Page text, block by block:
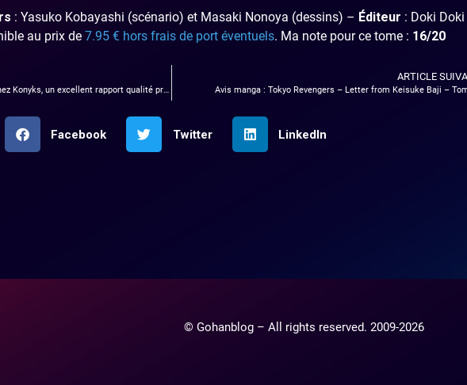
: Yasuko Kobayashi (scénario) et Masaki Nonoya (dessins) – Éditeur : Doki Doki
au prix de7.95 € hors frais de port éventuels. Ma note pour ce tome : 16/20
Mon avis sur le pack découverte chez Konyks, un excellent rapport qualité prix ?!
ARTICLE
Avis manga : Tokyo Revengers – Letter from Keisuke Baji –
Facebook Twitter LinkedIn
© Gohanblog – All rights reserved. 2009-2026